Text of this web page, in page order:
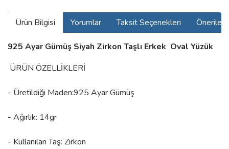
Ürün Bilgisi Yorumlar Taksit Seçenekleri
925 Ayar Gümüş Siyah Zirkon Taşlı Erkek Oval Yüzük
ÜRÜN ÖZELLİKLERİ
- Üretildiği Maden:925 Ayar Gümüş
- Ağırlık: 14gr
- Kullanılan Taş: Zirkon